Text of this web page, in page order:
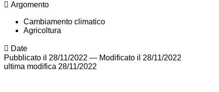
Argomento
Cambiamento climatico
Agricoltura
Date
Pubblicato il 28/11/2022 — Modificato il 28/11/2022
ultima modifica 28/11/2022